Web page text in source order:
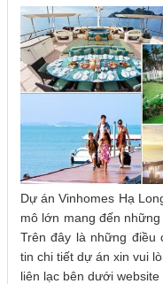
Dự án Vinhomes Hạ
mô lớn mang đến
Trên đây là những điều
tin chi tiết dự án xin vui
liên lạc bên dưới